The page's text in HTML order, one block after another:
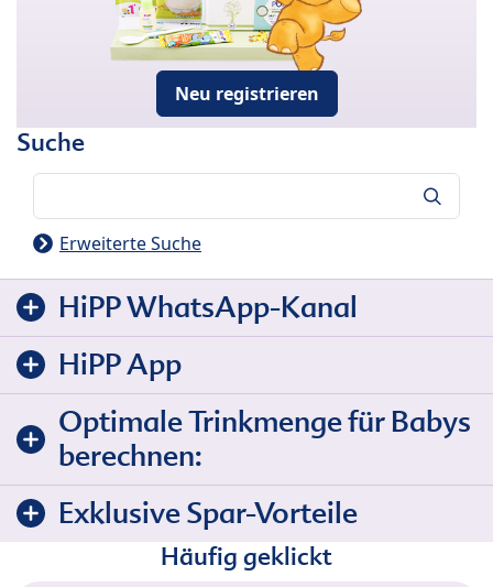
Neu registrieren
Suche
Erweiterte Suche
HiPP WhatsApp-Kanal
HiPP App
Optimale Trinkmenge für Babys
berechnen:
Exklusive Spar-Vorteile
Häufig geklickt